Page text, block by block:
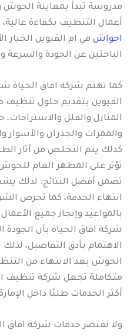
مدروسة تبدأ بمعاينة الحوش
أعمال التنظيف بكفاءة
احواش في ام القيوين الخيار
الباحثين عن الجودة والسرعة
كما تهتم شركة افاق
القيوين بتقديم حلول تنظيف
المنازل والفلل
والممرات والجدران والأسوار
كذلك يتم التخلص من آثار
تؤثر على المظهر العام
تضمن أفضل النتائج. لذلك
انتهاء الخدمة، كما تحرص
بالمواعيد وإنجاز جميع
شركة افاق الحياة بأن الجودة
الاهتمام بأدق التفاصيل،
الحوش بعد الانتهاء من
متكاملة تجعل شركة تنظيف
أكثر الخدمات طلبًا داخل
ولا تقتصر خدمات شركة